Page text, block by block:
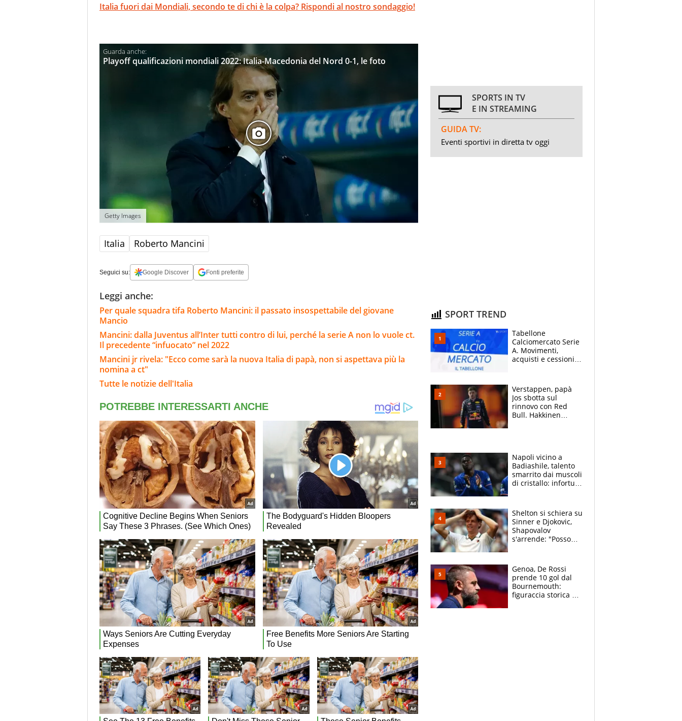
Italia fuori dai Mondiali, secondo te di chi è la colpa? Rispondi al nostro sondaggio!
Playoff qualificazioni mondiali 2022: Italia-Macedonia del Nord 0-1, le foto
Getty Images
Italia Roberto Mancini
Seguici su: Google Discover Fonti preferite
Leggi anche:
Per quale squadra tifa Roberto Mancini: il passato insospettabile del giovane
Mancio
Mancini: dalla Juventus all’Inter tutti contro di lui, perché la serie A non lo vuole ct.
Il precedente “infuocato” nel 2022
Mancini jr rivela: "Ecco come sarà la nuova Italia di papà, non si aspettava più la
nomina a ct"
Tutte le notizie dell'Italia
SPORTS IN TV
E IN STREAMING
GUIDA TV:
Eventi sportivi in diretta tv oggi
SPORT TREND
Tabellone
Calciomercato Serie
A. Movimenti,
acquisti e cessioni:
Verstappen, papà
Jos sbotta sul
rinnovo con Red
Bull. Hakkinen
Napoli vicino a
Badiashile, talento
smarrito dai muscoli
di cristallo: infortuni
Shelton si schiera su
Sinner e Djokovic,
Shapovalov
s'arrende: "Posso
Genoa, De Rossi
prende 10 gol dal
Bournemouth:
figuraccia storica ed